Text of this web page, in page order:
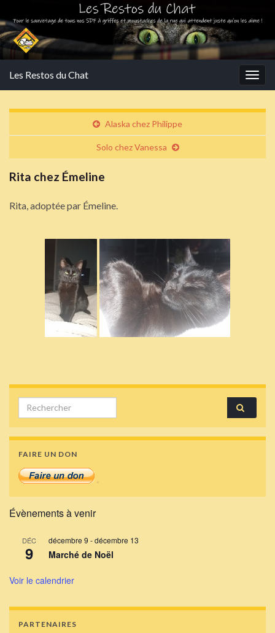
Les Restos du Chat
Alaska chez Philippe
Solo chez Vanessa
Rita chez Émeline
Rita, adoptée par Émeline.
Search for:
FAIRE UN DON
Évènements à venir
DÉC
9
décembre 9 -décembre 13
Marché de Noël
Voir le calendrier
PARTENAIRES